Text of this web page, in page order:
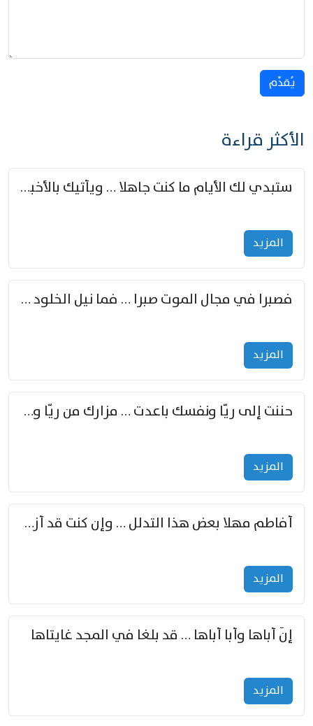
يُقدِّم
الأكثر قراءة
ستبدي لك الأيام ما كنت جاهلا … ويأتيك بالأخبار من لم تزوّد
المزید
فصبرا في مجال الموت صبرا … فما نيل الخلود بمستطاع
المزید
حننت إلى ريّا ونفسك باعدت … مزارك من ريّا وشعباكما معا
المزید
أفاطم مهلا بعض هذا التدلل … وإن كنت قد أزمعت صرمي فأجملي
المزید
إنّ أباها وأبا أباها … قد بلغا في المجد غايتاها
المزید